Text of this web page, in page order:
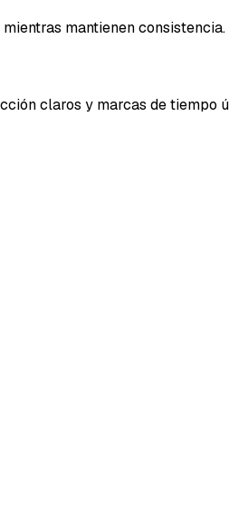
mantienen consistencia.
claros y marcas de tiempo